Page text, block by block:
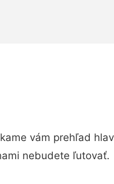
vám prehľad
nebudete ľutovať.